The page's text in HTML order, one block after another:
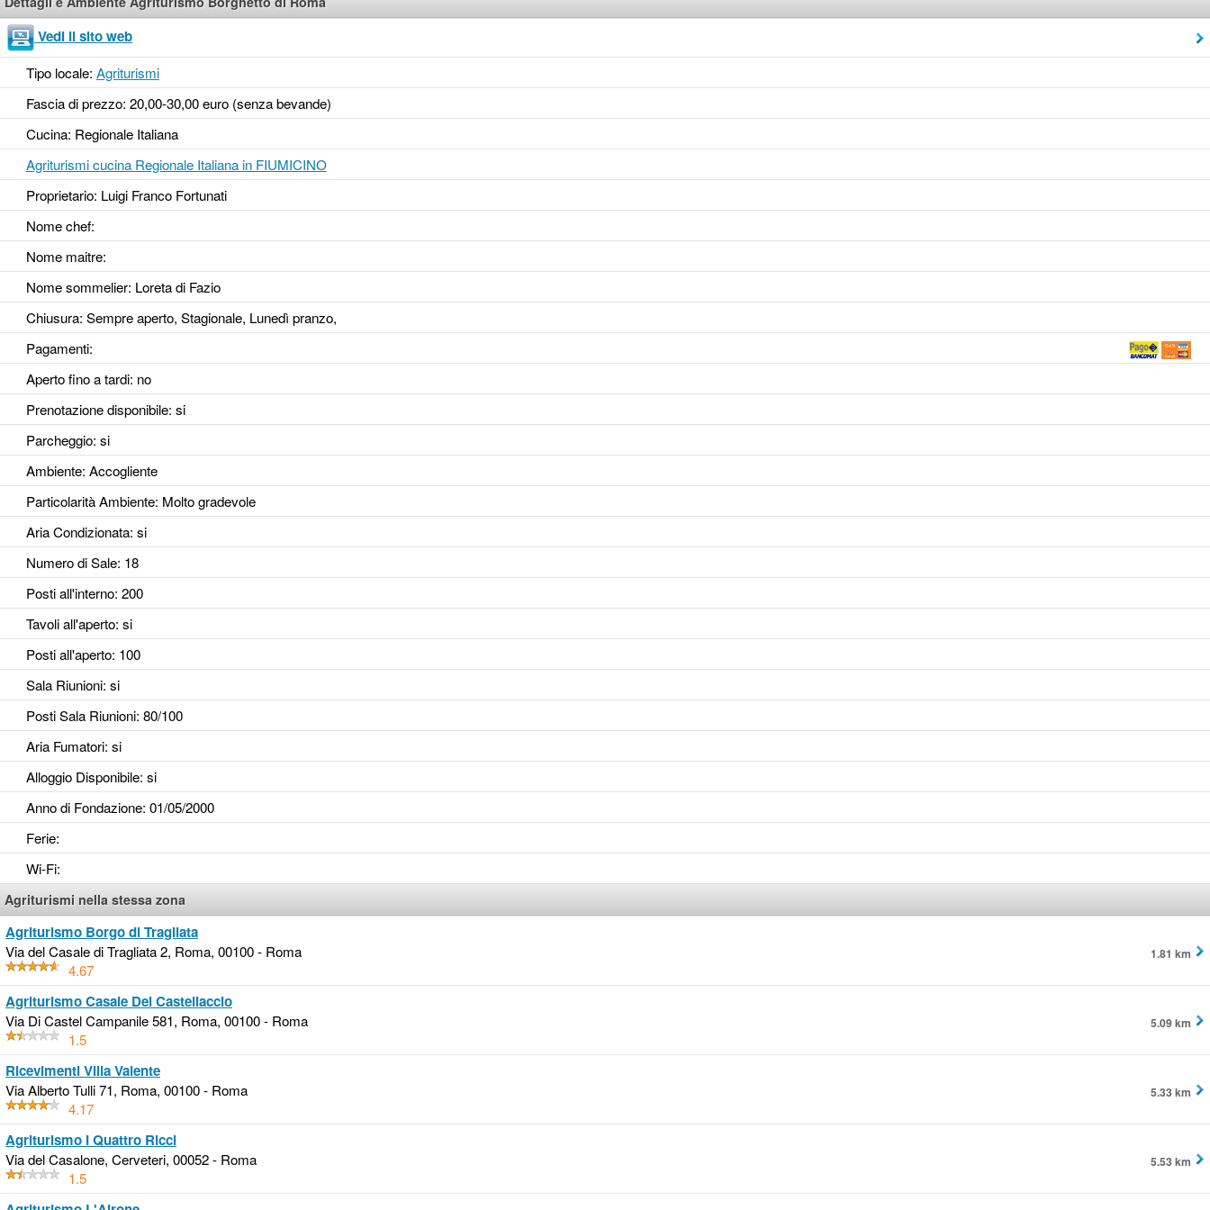
Vedi il sito web
Tipo locale: Agriturismi
Fascia di prezzo: 20,00-30,00 euro (senza bevande)
Cucina: Regionale Italiana
Agriturismi cucina Regionale Italiana in FIUMICINO
Proprietario: Luigi Franco Fortunati
Nome chef:
Nome maitre:
Nome sommelier: Loreta di Fazio
Chiusura: Sempre aperto, Stagionale, Lunedì pranzo,
Pagamenti:
Aperto fino a tardi: no
Prenotazione disponibile: si
Parcheggio: si
Ambiente: Accogliente
Particolarità Ambiente: Molto gradevole
Aria Condizionata: si
Numero di Sale: 18
Posti all'interno: 200
Tavoli all'aperto: si
Posti all'aperto: 100
Sala Riunioni: si
Posti Sala Riunioni: 80/100
Aria Fumatori: si
Alloggio Disponibile: si
Anno di Fondazione: 01/05/2000
Ferie:
Wi-Fi:
Agriturismi nella stessa zona
Agriturismo Borgo di Tragliata
Via del Casale di Tragliata 2, Roma, 00100 - Roma
4.67
1.81 km
Agriturismo Casale Del Castellaccio
Via Di Castel Campanile 581, Roma, 00100 - Roma
1.5
5.09 km
Ricevimenti Villa Valente
Via Alberto Tulli 71, Roma, 00100 - Roma
4.17
5.33 km
Agriturismo I Quattro Ricci
Via del Casalone, Cerveteri, 00052 - Roma
1.5
5.53 km